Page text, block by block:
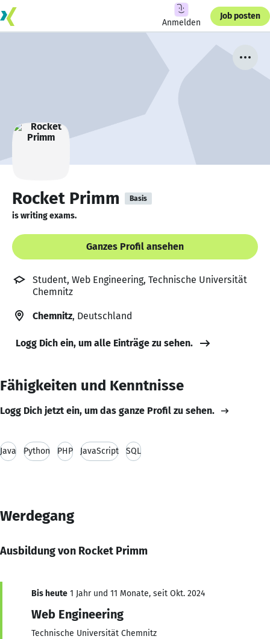
Anmelden
Job posten
Rocket Primm Basis
is writing exams.
Ganzes Profil ansehen
Student, Web Engineering, Technische Universität
Chemnitz
Chemnitz, Deutschland
Logg Dich ein, um alle Einträge zu sehen.
Fähigkeiten und Kenntnisse
Logg Dich jetzt ein, um das ganze Profil zu sehen.
Java Python PHP JavaScript SQL
Werdegang
Ausbildung von Rocket Primm
Bis heute 1 Jahr und 11 Monate, seit Okt. 2024
Web Engineering
Technische Universität Chemnitz